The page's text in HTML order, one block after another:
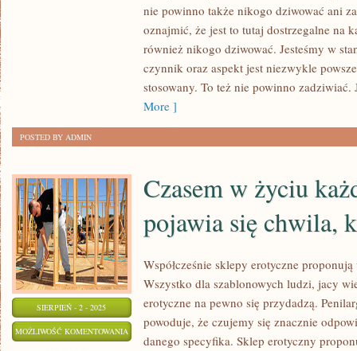
OBOWIĄZEK
CECHOWAĆ
WZORAMI
NAŚLADOWANIA
W
TEJ
nie powinno także nikogo dziwować ani
oznajmić, że jest to tutaj dostrzegalne na
również nikogo dziwować. Jesteśmy w
czynnik oraz aspekt jest niezwykle
stosowany. To też nie powinno zadziwiać.
More ]
POSTED BY ADMIN
SIERPIEŃ - 2 - 2025
MOŻLIWOŚĆ KOMENTOWANIA CZASEM
Czasem w życiu
pojawia się chwila,
Współcześnie sklepy erotyczne
Wszystko dla szablonowych ludzi, jacy
erotyczne na pewno się przydadzą.
powoduje, że czujemy się znacznie
danego specyfika. Sklep erotyczny